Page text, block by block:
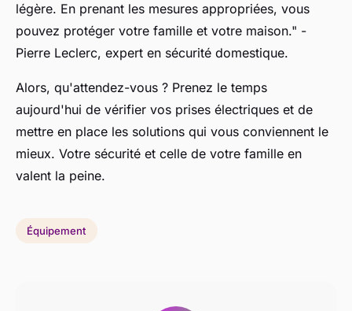
légère. En prenant les mesures appropriées, vous
pouvez protéger votre famille et votre maison." -
Pierre Leclerc, expert en sécurité domestique.
Alors, qu'attendez-vous ? Prenez le temps
aujourd'hui de vérifier vos prises électriques et de
mettre en place les solutions qui vous conviennent le
mieux. Votre sécurité et celle de votre famille en
valent la peine.
Équipement